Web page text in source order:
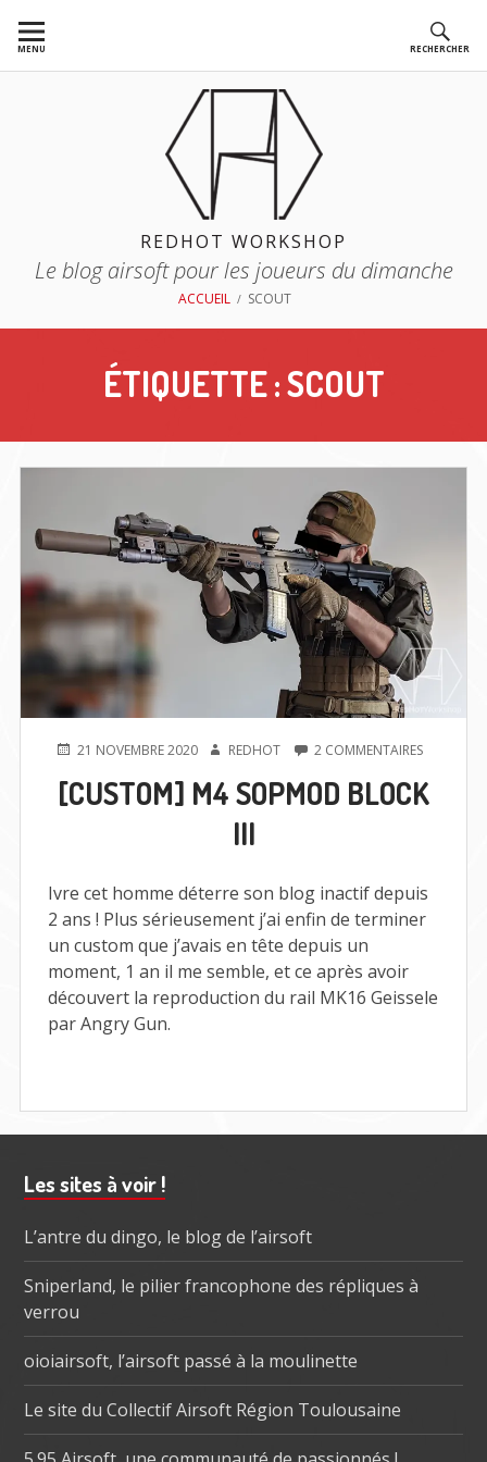
auMENU RECHERCHER
REDHOT WORKSHOP
Le blog airsoft pour les joueurs du dimanche
ACCUEIL SCOUT
ÉTIQUETTE :SCOUT
PUBLIÉ21 NOVEMBRE 2020 AUTEUR
REDHOT 2 COMMENTAIRESSUR
M4
SOPMOD
[CUSTOM] M4 SOPMOD BLOCK
III
Ivre cet homme déterre son blog inactif depuis
2 ans ! Plus sérieusement j’ai enfin de terminer
un custom que j’avais en tête depuis un
moment, 1 an il me semble, et ce après avoir
découvert la reproduction du rail MK16 Geissele
par Angry Gun.
Barre
subsidiaire
Les sites à voir !
L’antre du dingo, le blog de l’airsoft
Sniperland, le pilier francophone des répliques à
verrou
oioiairsoft, l’airsoft passé à la moulinette
Le site du Collectif Airsoft Région Toulousaine